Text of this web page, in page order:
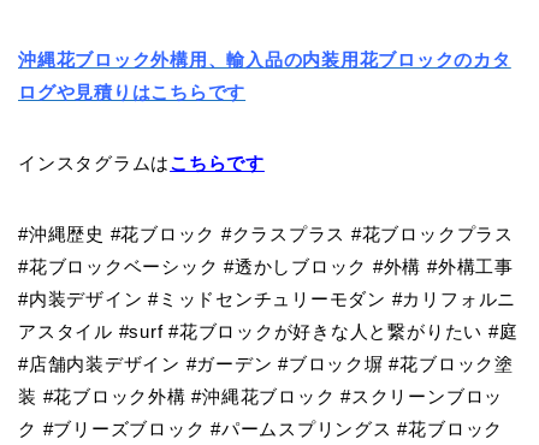
沖縄花ブロック外構用、輸入品の内装用花ブロックのカタ
ログや見積りはこちらです
インスタグラムはこちらです
#沖縄歴史 #花ブロック #クラスプラス #花ブロックプラス
#花ブロックベーシック #透かしブロック #外構 #外構工事
#内装デザイン #ミッドセンチュリーモダン #カリフォルニ
アスタイル #surf #花ブロックが好きな人と繋がりたい #庭
#店舗内装デザイン #ガーデン #ブロック塀 #花ブロック塗
装 #花ブロック外構 #沖縄花ブロック #スクリーンブロッ
ク #ブリーズブロック #パームスプリングス #花ブロック